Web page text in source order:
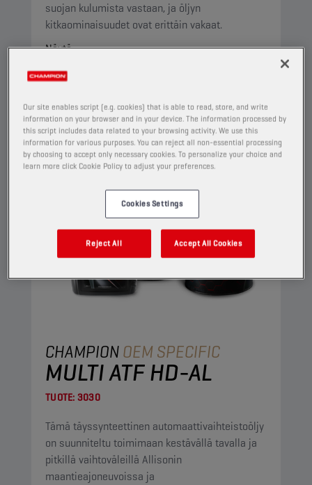
suojan kulumista vastaan, ja öljyn
kitkaominaisuudet ovat erittäin vakaat.
Näytä
CHAMPIONOEM SPECIFIC
MULTI ATF HD-AL
TUOTE: 3030
Tämä täyssynteettinen automaattivaihteistoöljy
on suunniteltu toimimaan kestävällä tavalla ja
pitkillä vaihtoväleillä Allisonin
maantieajoneuvoissa ja
Our site enables script (e.g. cookies) that is able to read, store, and write
information on your browser and in your device. The information processed by
this script includes data related to your browsing activity. We use this
information for various purposes. You can reject all non-essential processing
by choosing to accept only necessary cookies. To personalize your choice and
learn more click Cookie Policy to adjust your preferences.
Cookies Settings
Reject All Accept All Cookies